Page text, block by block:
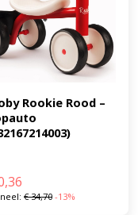
Rookie Rood –
€34,70 -13%